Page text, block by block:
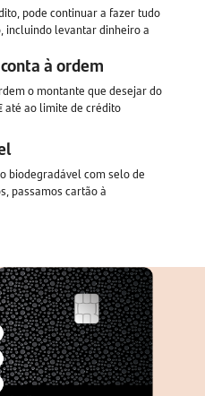
pode continuar a fazer tudo
incluindo levantar dinheiro a
à ordem
o montante que desejar do
até ao limite de crédito
biodegradável com selo de
passamos cartão à